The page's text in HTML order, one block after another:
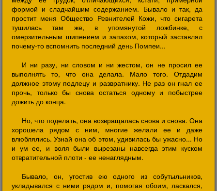
формой и сладчайшим содержанием. Бывало и так, да
простит меня Общество Ревнителей Кожи, что сигарета
тушилась там же, в упомянутой ложбинке, с
омерзительным шипением и запахом, который заставлял
почему-то вспомнить последний день Помпеи...
И ни разу, ни словом и ни жестом, он не просил ее
выполнять то, что она делала. Мало того. Отдадим
должное этому подлецу и развратнику. Не раз он гнал ее
прочь, только бы снова остаться одному и побыстрее
дожить до конца.
Но, что поделать, она возвращалась снова и снова. Она
хорошела рядом с ним, многие желали ее и даже
влюблялись. Узнай она об этом, удивилась бы ужасно... Но
и ум ее, и воля были вырезаны навсегда этим куском
отвратительной плоти - ее ненаглядным.
Бывало, он, угостив ею одного из собутыльников,
укладывался с ними рядом и, помогая обоим, ласкался,